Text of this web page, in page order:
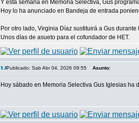
Y está semana en Memoria Selectiva, Gus
Hoy lo ha anunciado en Bandeja de entrada
Por otro lado, Virginia Díaz sustituirá a Gus
Unos días de asueto para el cofundador de HET.
Publicado: Sab Abr 04, 2026 09:55 Asunto:
Hoy sábado en Memoria Selectiva Gus Iglesias